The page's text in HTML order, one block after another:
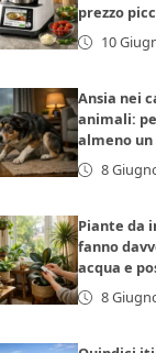
prezzo
10
Ansia nei
animali:
almeno
8
Piante da
fanno
acqua e
8